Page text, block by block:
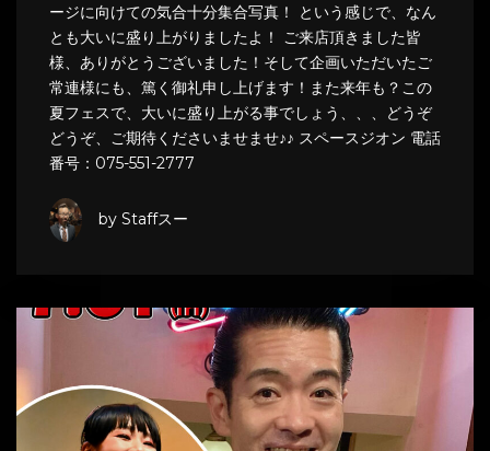
ージに向けての気合十分集合写真！ という感じで、なん
とも大いに盛り上がりましたよ！ ご来店頂きました皆
様、ありがとうございました！そして企画いただいたご
常連様にも、篤く御礼申し上げます！また来年も？この
夏フェスで、大いに盛り上がる事でしょう、、、どうぞ
どうぞ、ご期待くださいませませ♪♪ スペースジオン 電話
番号：075-551-2777
by Staffスー